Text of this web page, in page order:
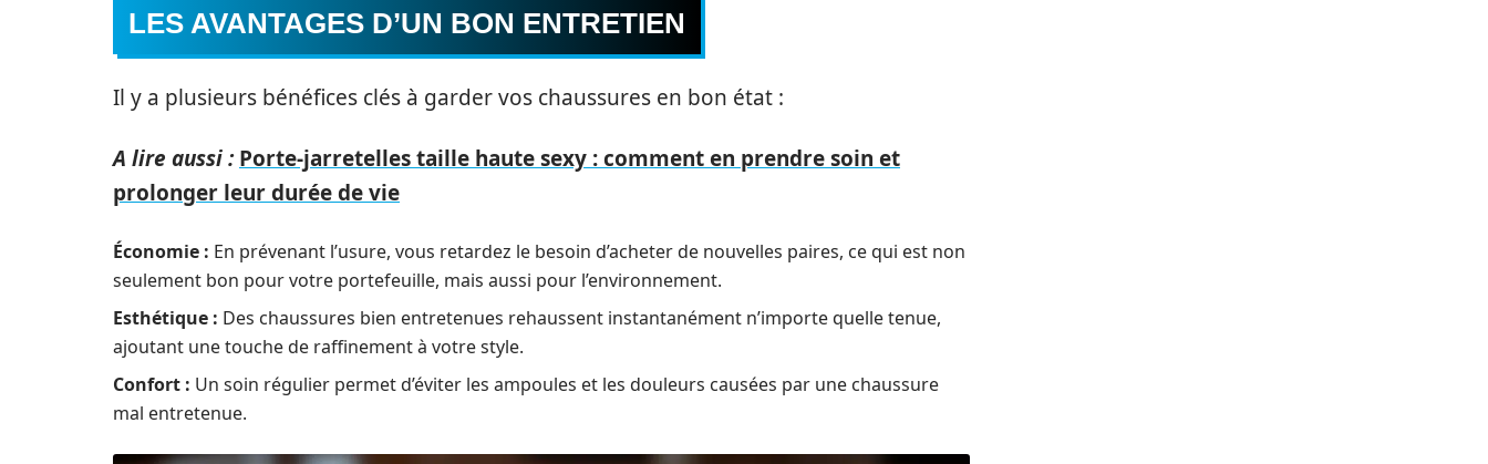
LES AVANTAGES D’UN BON ENTRETIEN
Il y a plusieurs bénéfices clés à garder vos chaussures en bon état :
A lire aussi : Porte-jarretelles taille haute sexy : comment en prendre soin et
prolonger leur durée de vie
Économie : En prévenant l’usure, vous retardez le besoin d’acheter de nouvelles paires, ce qui est non
seulement bon pour votre portefeuille, mais aussi pour l’environnement.
Esthétique : Des chaussures bien entretenues rehaussent instantanément n’importe quelle tenue,
ajoutant une touche de raffinement à votre style.
Confort : Un soin régulier permet d’éviter les ampoules et les douleurs causées par une chaussure
mal entretenue.